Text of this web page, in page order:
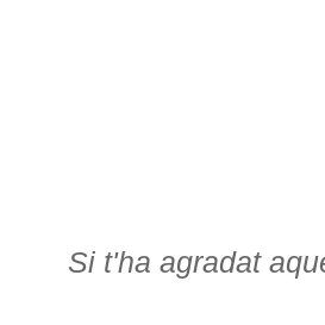
Si t'ha agradat